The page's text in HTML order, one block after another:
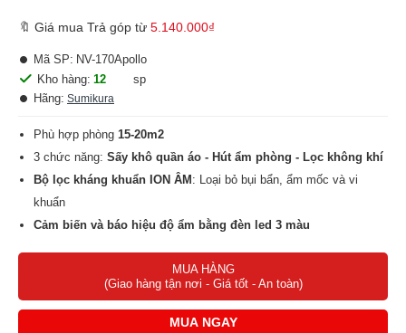
🔖 Giá mua Trả góp từ 5.140.000₫
Kho hàng: 12
sp
Hãng: Sumikura
Mã SP: NV-170Apollo
Phù hợp phòng 15-20m2
3 chức năng: Sấy khô quần áo - Hút ẩm phòng - Lọc không khí
Bộ lọc kháng khuẩn ION ÂM : Loại bỏ bụi bẩn, ẩm mốc và vi
khuẩn
Cảm biến và báo hiệu độ ẩm bằng đèn led 3 màu
máy tiện lợi, tiết kiệm điện
MUA HÀNG
(Giao hàng tận nơi - Giá tốt - An toàn)
MUA NGAY